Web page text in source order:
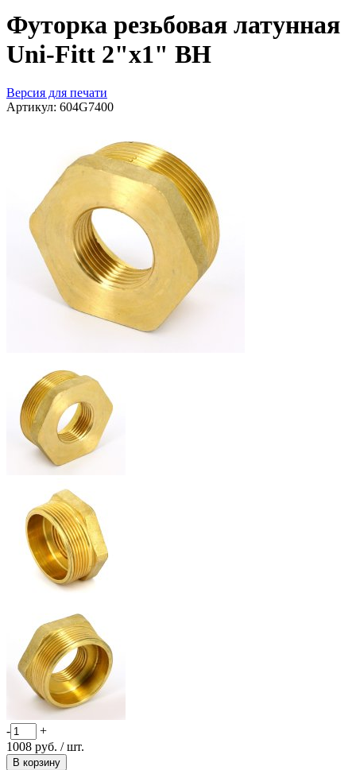
Футорка резьбовая латунная
Uni-Fitt 2"x1" ВН
Версия для печати
Артикул: 604G7400
-
+
1008 руб. / шт.
В корзину